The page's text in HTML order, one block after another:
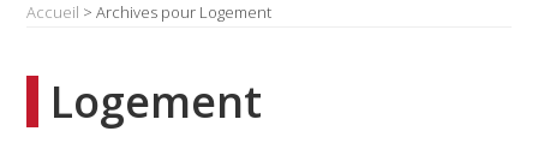
Accueil > Archives pour Logement
Logement